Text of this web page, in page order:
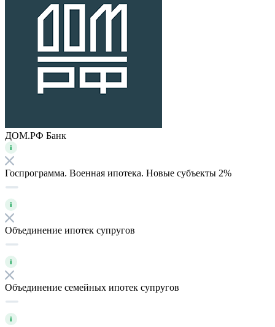
ДОМ.РФ Банк
Госпрограмма. Военная ипотека. Новые субъекты 2%
Объединение ипотек супругов
Объединение семейных ипотек супругов